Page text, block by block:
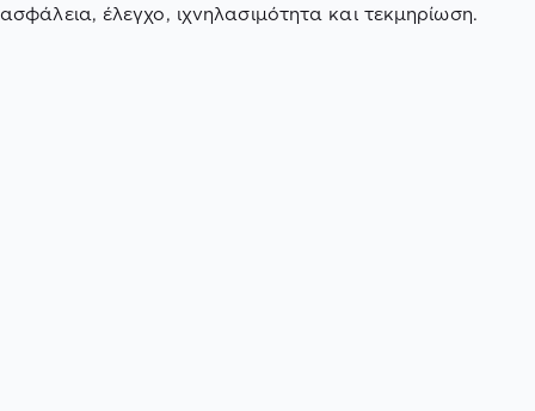
ασφάλεια, έλεγχο, ιχνηλασιμότητα και τεκμηρίωση.